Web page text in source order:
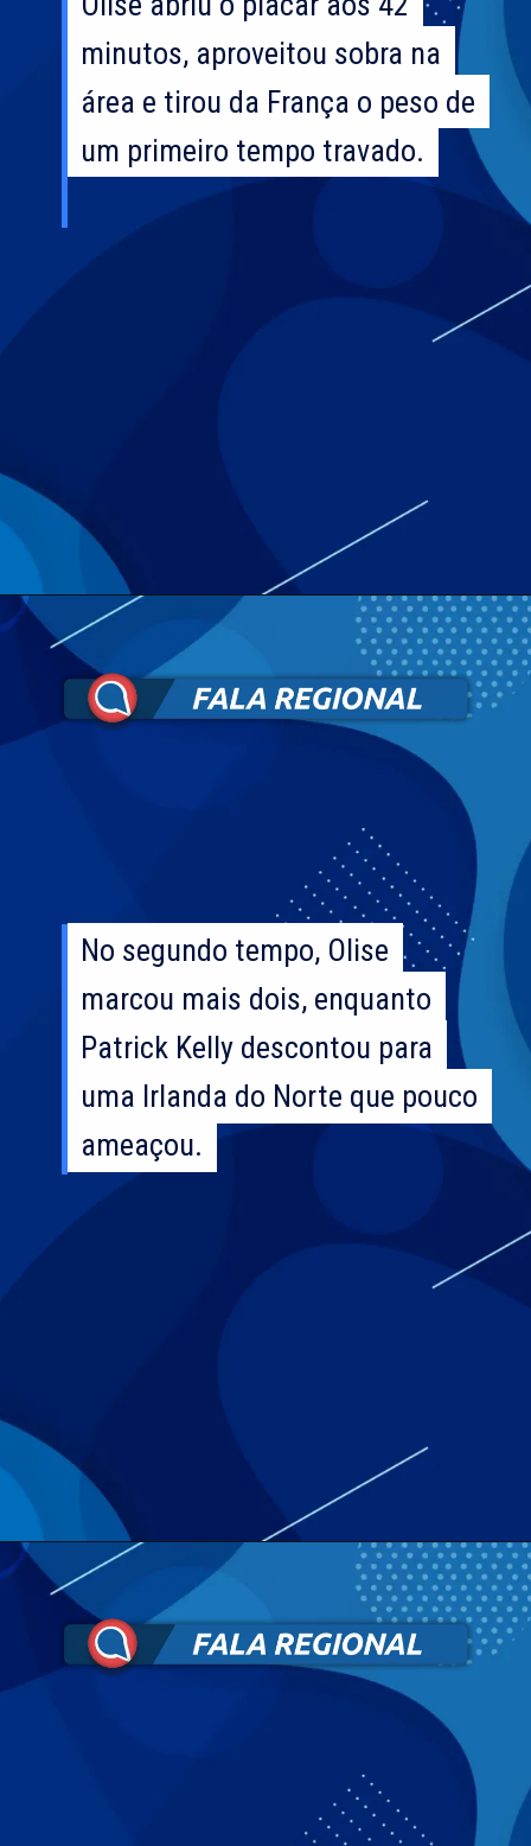
minutos, aproveitou sobra na
área e tirou da França o peso de
um primeiro tempo travado.
minutos, aproveitou sobra na
área e tirou da França o peso de
um primeiro tempo travado.
No segundo tempo, Olise
marcou mais dois, enquanto
Patrick Kelly descontou para
uma Irlanda do Norte que pouco
ameaçou.
No segundo tempo, Olise
marcou mais dois, enquanto
Patrick Kelly descontou para
uma Irlanda do Norte que pouco
ameaçou.